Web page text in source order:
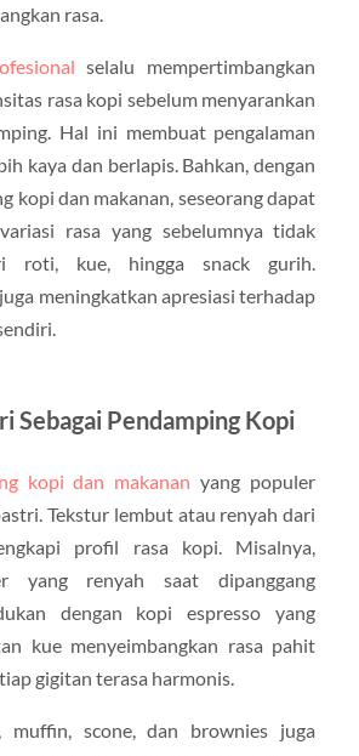
rasa.
selalu mempertimbangkan
rasa kopi sebelum menyarankan
Hal ini membuat pengalaman
kaya dan berlapis. Bahkan, dengan
kopi dan makanan, seseorang dapat
rasa yang sebelumnya tidak
roti, kue, hingga snack gurih.
meningkatkan apresiasi terhadap
Sebagai Pendamping Kopi
kopi dan makanan yang populer
Tekstur lembut atau renyah dari
profil rasa kopi. Misalnya,
yang renyah saat dipanggang
dengan kopi espresso yang
kue menyeimbangkan rasa pahit
gigitan terasa harmonis.
muffin, scone, dan brownies juga